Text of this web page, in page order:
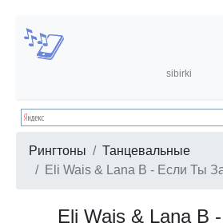
sibirki
Рингтоны
Танцевальные
Eli Wais & Lana B - Если Ты
Eli Wais & Lana B